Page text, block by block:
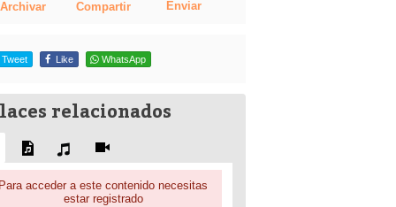
Archivar Compartir Enviar
Tweet Like WhatsApp
relacionados
acceder a este contenido necesitas
estar registrado